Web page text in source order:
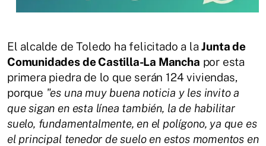
El alcalde de Toledo ha felicitado a laJunta de
Comunidades de Castilla-La Mancha por esta
primera piedra de lo que serán 124 viviendas,
porque "es una muy buena noticia y les invito a
que sigan en esta línea también, la de habilitar
suelo, fundamentalmente, en el polígono, ya que es
el principal tenedor de suelo en estos momentos en